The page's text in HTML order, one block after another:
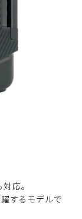
応。
するモデルで